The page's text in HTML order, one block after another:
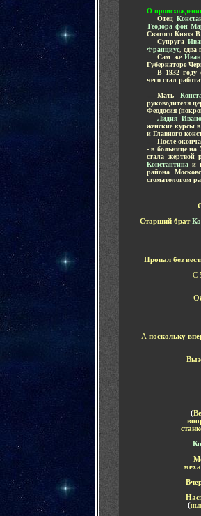
О
Отец
Теодора фон
Святого Князя
Супруга
Франциус едва
Сам же
Губернаторе
В 1932 году
чего стал
Мать
руководителя
Феодосия
Лидия
женские курсы
и Главного
После
- в больнице на
стала жертвой
Константина и
района
стоматологом
Старший брат
Пропал без
С
А поскольку
(
(